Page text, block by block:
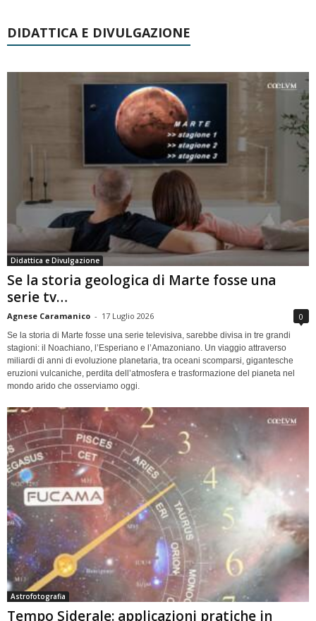
DIDATTICA E DIVULGAZIONE
Didattica e Divulgazione
Se la storia geologica di Marte fosse una
serie tv…
Agnese Caramanico - 17 Luglio 2026 0
Se la storia di Marte fosse una serie televisiva, sarebbe divisa in tre grandi
stagioni: il Noachiano, l’Esperiano e l’Amazoniano. Un viaggio attraverso
miliardi di anni di evoluzione planetaria, tra oceani scomparsi, gigantesche
eruzioni vulcaniche, perdita dell’atmosfera e trasformazione del pianeta nel
mondo arido che osserviamo oggi.
Astrofotografia
Tempo Siderale: applicazioni pratiche in